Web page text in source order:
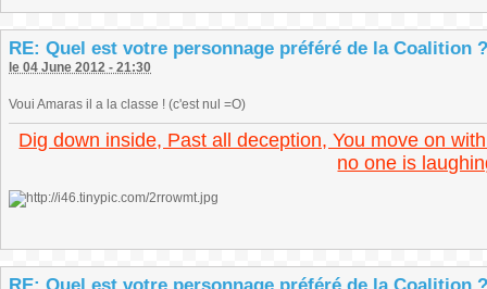
RE: Quel est votre personnage préféré de la Coalition ?
le 04 June 2012 - 21:30
Voui Amaras il a la classe ! (c'est nul =O)
Dig down inside, Past all deception, You move on
no one is